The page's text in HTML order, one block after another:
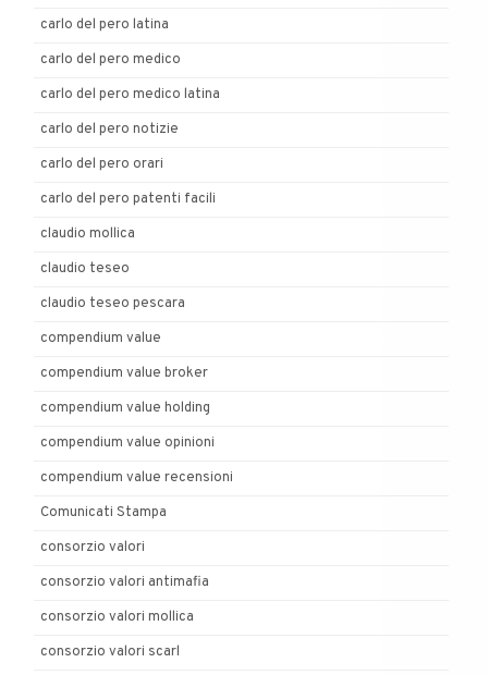
carlo del pero latina
carlo del pero medico
carlo del pero medico latina
carlo del pero notizie
carlo del pero orari
carlo del pero patenti facili
claudio mollica
claudio teseo
claudio teseo pescara
compendium value
compendium value broker
compendium value holding
compendium value opinioni
compendium value recensioni
Comunicati Stampa
consorzio valori
consorzio valori antimafia
consorzio valori mollica
consorzio valori scarl